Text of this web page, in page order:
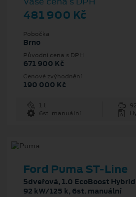
481 900 Kč
Pobočka
Brno
Původní cena s DPH
671 900 Kč
Cenové zvýhodnění
190 000 Kč
1 l
6st. manuální
Ford Puma ST-Line
5dveřová, 1.0 EcoBoost
92 kW/125 k, 6st. manuální